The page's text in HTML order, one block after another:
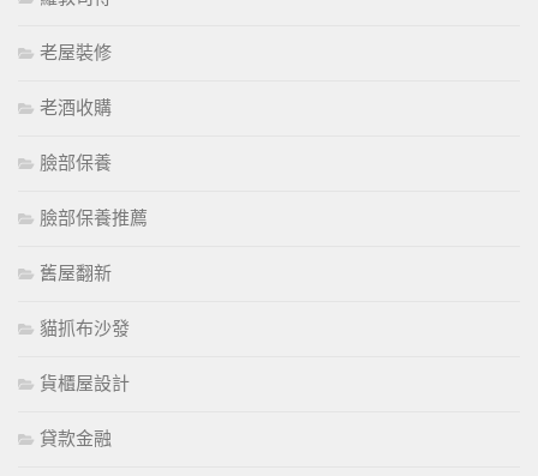
老屋裝修
老酒收購
臉部保養
臉部保養推薦
舊屋翻新
貓抓布沙發
貨櫃屋設計
貸款金融